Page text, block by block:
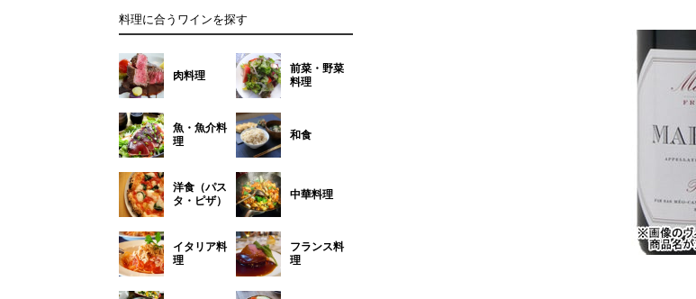
料理に合うワインを探す
肉料理
前菜・野菜
料理
魚・魚介料
理
和食
洋食（パス
タ・ピザ）
中華料理
イタリア料
理
フランス料
理